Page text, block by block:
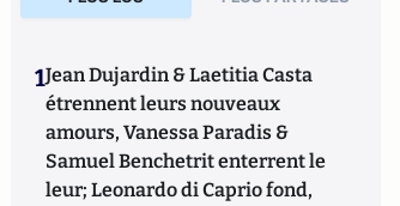
1Jean Dujardin & Laetitia Casta
étrennent leurs nouveaux
amours, Vanessa Paradis &
Samuel Benchetrit enterrent le
leur; Leonardo di Caprio fond,